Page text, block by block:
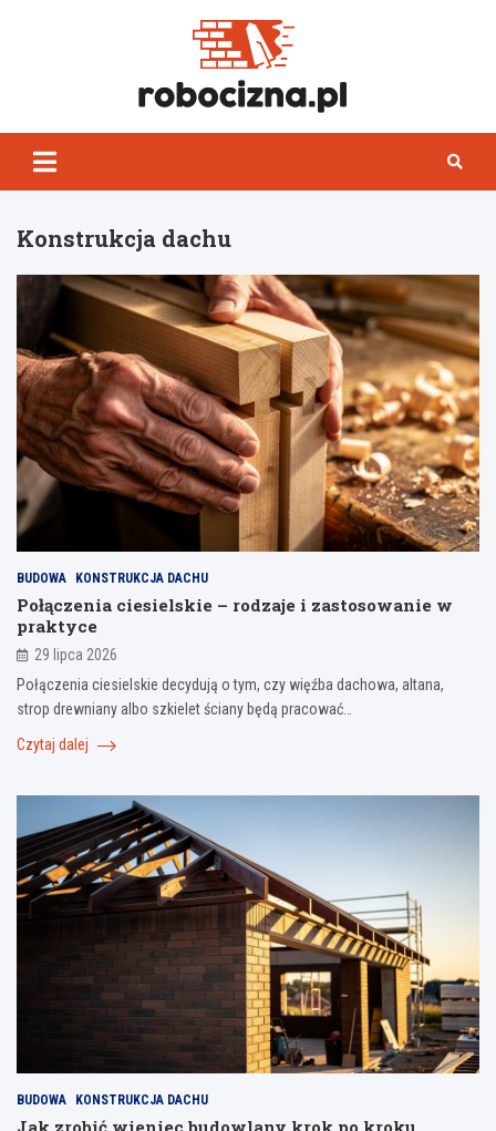
Konstrukcja dachu
BUDOWA KONSTRUKCJA DACHU
Połączenia ciesielskie – rodzaje i zastosowanie w
praktyce
29 lipca 2026
Połączenia ciesielskie decydują o tym, czy więźba dachowa, altana,
strop drewniany albo szkielet ściany będą pracować…
Czytaj dalej
BUDOWA KONSTRUKCJA DACHU